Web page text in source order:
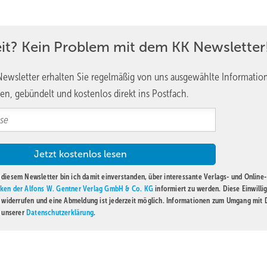
zum Bitzer-Portfolio, mit denen Verdichter noch effizienter
Kein Problem mit dem KK
erhalten Sie regelmäßig von uns ausgewählte
gebündelt und kostenlos direkt ins Postfach.
diesem Newsletter bin ich damit einverstanden, über interessante Verlags- und Online-
der Alfons W. Gentner Verlag GmbH & Co. KG informiert zu werden. Diese
und eine Abmeldung ist jederzeit möglich. Informationen zum Umgang mit
Datenschutzerklärung.